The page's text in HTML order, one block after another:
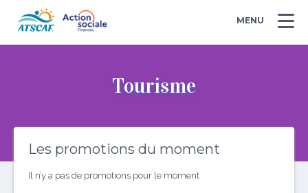
MENU
Tourisme
Les promotions du moment
Il n’y a pas de promotions pour le moment